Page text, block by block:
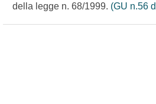
della legge n. 68/1999. (GU n.56